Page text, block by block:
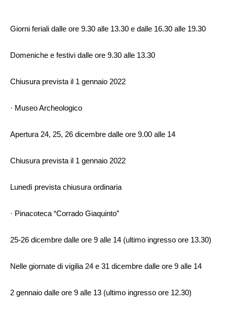
Giorni feriali dalle ore 9.30 alle 13.30 e dalle 16.30 alle 19.30
Domeniche e festivi dalle ore 9.30 alle 13.30
Chiusura prevista il 1 gennaio 2022
· Museo Archeologico
Apertura 24, 25, 26 dicembre dalle ore 9.00 alle 14
Chiusura prevista il 1 gennaio 2022
Lunedì prevista chiusura ordinaria
· Pinacoteca “Corrado Giaquinto”
25-26 dicembre dalle ore 9 alle 14 (ultimo ingresso ore 13.30)
Nelle giornate di vigilia 24 e 31 dicembre dalle ore 9 alle 14
2 gennaio dalle ore 9 alle 13 (ultimo ingresso ore 12.30)